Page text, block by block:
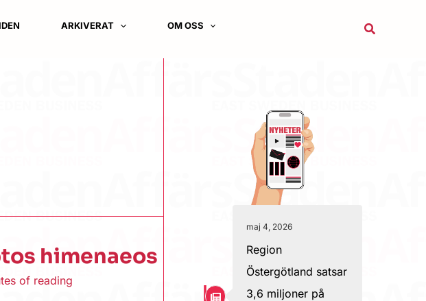
ARKIVERAT OM OSS Sök
himenaeos
of reading
maj 4, 2026
Region
Östergötland satsar
3,6 miljoner på